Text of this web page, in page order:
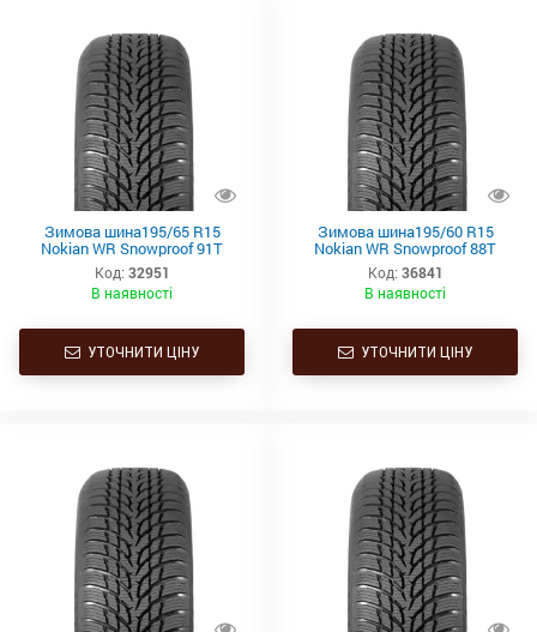
Зимова шина195/65 R15
Nokian WR Snowproof 91T
Код: 32951
В наявності
УТОЧНИТИ ЦІНУ
Зимова шина195/60 R15
Nokian WR Snowproof 88T
Код: 36841
В наявності
УТОЧНИТИ ЦІНУ